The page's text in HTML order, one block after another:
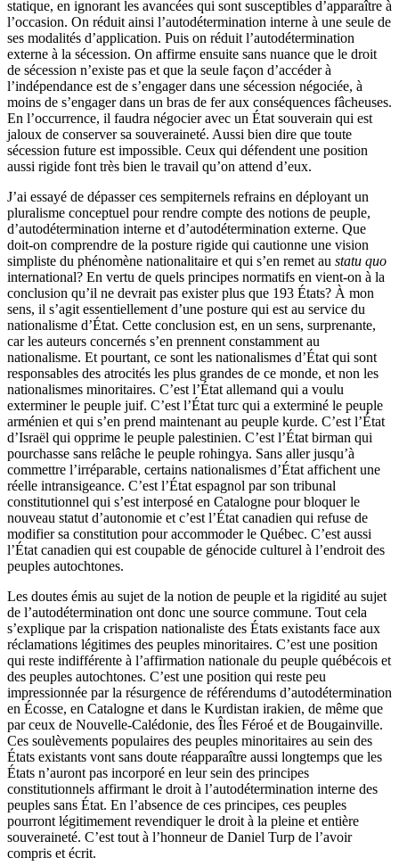
statique, en ignorant les avancées qui sont susceptibles d’apparaître à
l’occasion. On réduit ainsi l’autodétermination interne à une seule de
ses modalités d’application. Puis on réduit l’autodétermination
externe à la sécession. On affirme ensuite sans nuance que le droit
de sécession n’existe pas et que la seule façon d’accéder à
l’indépendance est de s’engager dans une sécession négociée, à
moins de s’engager dans un bras de fer aux conséquences fâcheuses.
En l’occurrence, il faudra négocier avec un État souverain qui est
jaloux de conserver sa souveraineté. Aussi bien dire que toute
sécession future est impossible. Ceux qui défendent une position
aussi rigide font très bien le travail qu’on attend d’eux.
J’ai essayé de dépasser ces sempiternels refrains en déployant un
pluralisme conceptuel pour rendre compte des notions de peuple,
d’autodétermination interne et d’autodétermination externe. Que
doit-on comprendre de la posture rigide qui cautionne une vision
simpliste du phénomène nationalitaire et qui s’en remet au statu quo
international? En vertu de quels principes normatifs en vient-on à la
conclusion qu’il ne devrait pas exister plus que 193 États? À mon
sens, il s’agit essentiellement d’une posture qui est au service du
nationalisme d’État. Cette conclusion est, en un sens, surprenante,
car les auteurs concernés s’en prennent constamment au
nationalisme. Et pourtant, ce sont les nationalismes d’État qui sont
responsables des atrocités les plus grandes de ce monde, et non les
nationalismes minoritaires. C’est l’État allemand qui a voulu
exterminer le peuple juif. C’est l’État turc qui a exterminé le peuple
arménien et qui s’en prend maintenant au peuple kurde. C’est l’État
d’Israël qui opprime le peuple palestinien. C’est l’État birman qui
pourchasse sans relâche le peuple rohingya. Sans aller jusqu’à
commettre l’irréparable, certains nationalismes d’État affichent une
réelle intransigeance. C’est l’État espagnol par son tribunal
constitutionnel qui s’est interposé en Catalogne pour bloquer le
nouveau statut d’autonomie et c’est l’État canadien qui refuse de
modifier sa constitution pour accommoder le Québec. C’est aussi
l’État canadien qui est coupable de génocide culturel à l’endroit des
peuples autochtones.
Les doutes émis au sujet de la notion de peuple et la rigidité au sujet
de l’autodétermination ont donc une source commune. Tout cela
s’explique par la crispation nationaliste des États existants face aux
réclamations légitimes des peuples minoritaires. C’est une position
qui reste indifférente à l’affirmation nationale du peuple québécois et
des peuples autochtones. C’est une position qui reste peu
impressionnée par la résurgence de référendums d’autodétermination
en Écosse, en Catalogne et dans le Kurdistan irakien, de même que
par ceux de Nouvelle-Calédonie, des Îles Féroé et de Bougainville.
Ces soulèvements populaires des peuples minoritaires au sein des
États existants vont sans doute réapparaître aussi longtemps que les
États n’auront pas incorporé en leur sein des principes
constitutionnels affirmant le droit à l’autodétermination interne des
peuples sans État. En l’absence de ces principes, ces peuples
pourront légitimement revendiquer le droit à la pleine et entière
souveraineté. C’est tout à l’honneur de Daniel Turp de l’avoir
compris et écrit.